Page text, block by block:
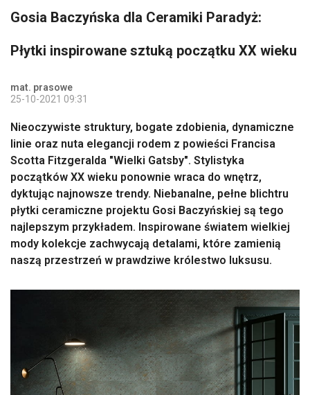
Gosia Baczyńska dla Ceramiki Paradyż:
Płytki inspirowane sztuką początku XX wieku
mat. prasowe
25-10-2021 09:31
Nieoczywiste struktury, bogate zdobienia, dynamiczne
linie oraz nuta elegancji rodem z powieści Francisa
Scotta Fitzgeralda "Wielki Gatsby". Stylistyka
początków XX wieku ponownie wraca do wnętrz,
dyktując najnowsze trendy. Niebanalne, pełne blichtru
płytki ceramiczne projektu Gosi Baczyńskiej są tego
najlepszym przykładem. Inspirowane światem wielkiej
mody kolekcje zachwycają detalami, które zamienią
naszą przestrzeń w prawdziwe królestwo luksusu.